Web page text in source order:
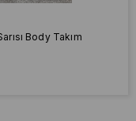
Body Takım